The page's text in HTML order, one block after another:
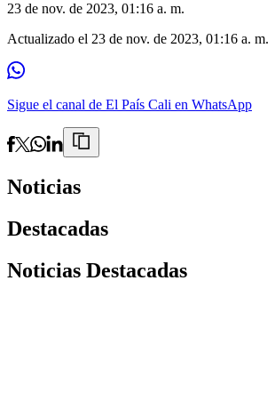
23 de nov. de 2023, 01:16 a. m.
Actualizado el 23 de nov. de 2023, 01:16 a. m.
Sigue el canal de El País Cali en WhatsApp
Noticias
Destacadas
Noticias Destacadas